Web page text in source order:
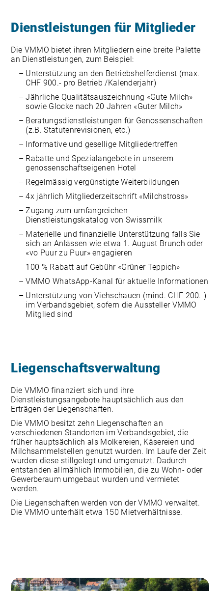
Dienstleistungen für Mitglieder
Die VMMO bietet ihren Mitgliedern eine breite Palette
an Dienstleistungen, zum Beispiel:
Unterstützung an den Betriebshelferdienst (max.
CHF 900.- pro Betrieb /Kalenderjahr)
Jährliche Qualitätsauszeichnung «Gute Milch»
sowie Glocke nach 20 Jahren «Guter Milch»
Beratungsdienstleistungen für Genossenschaften
(z.B. Statutenrevisionen, etc.)
Informative und gesellige Mitgliedertreffen
Rabatte und Spezialangebote in unserem
genossenschaftseigenen Hotel
Regelmässig vergünstigte Weiterbildungen
4x jährlich Mitgliederzeitschrift «Milchstross»
Zugang zum umfangreichen
Dienstleistungskatalog von Swissmilk
Materielle und finanzielle Unterstützung falls Sie
sich an Anlässen wie etwa 1. August Brunch oder
«vo Puur zu Puur» engagieren
100 % Rabatt auf Gebühr «Grüner Teppich»
VMMO WhatsApp-Kanal für aktuelle Informationen
Unterstützung von Viehschauen (mind. CHF 200.-)
im Verbandsgebiet, sofern die Aussteller VMMO
Mitglied sind
Liegenschaftsverwaltung
Die VMMO finanziert sich und ihre
Dienstleistungsangebote hauptsächlich aus den
Erträgen der Liegenschaften.
Die VMMO besitzt zehn Liegenschaften an
verschiedenen Standorten im Verbandsgebiet, die
früher hauptsächlich als Molkereien, Käsereien und
Milchsammelstellen genutzt wurden. Im Laufe der Zeit
wurden diese stillgelegt und umgenutzt. Dadurch
entstanden allmählich Immobilien, die zu Wohn- oder
Gewerberaum umgebaut wurden und vermietet
werden.
Die Liegenschaften werden von der VMMO verwaltet.
Die VMMO unterhält etwa 150 Mietverhältnisse.